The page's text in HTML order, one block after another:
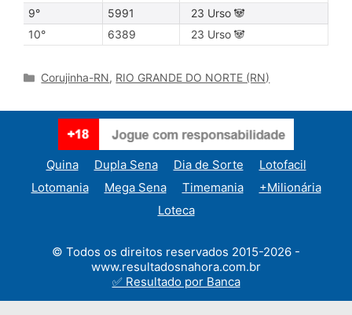
9°
5991
23 Urso 🐼
10°
6389 23 Urso 🐼
Categories
Corujinha-RN, RIO GRANDE DO NORTE (RN)
Quina Dupla Sena Dia de Sorte
Lotofacil
Lotomania
Mega Sena Timemania
+Milionária
Loteca
© Todos os direitos reservados 2015-2026 -
www.resultadosnahora.com.br
✅ Resultado por Banca